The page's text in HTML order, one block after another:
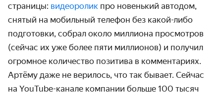
страницы: видеоролик про новенький автодом,
снятый на мобильный телефон без какой-либо
подготовки, собрал около миллиона просмотров
(сейчас их уже более пяти миллионов) и получил
огромное количество позитива в комментариях.
Артёму даже не верилось, что так бывает. Сейчас
на YouTube-канале компании больше 100 тысяч